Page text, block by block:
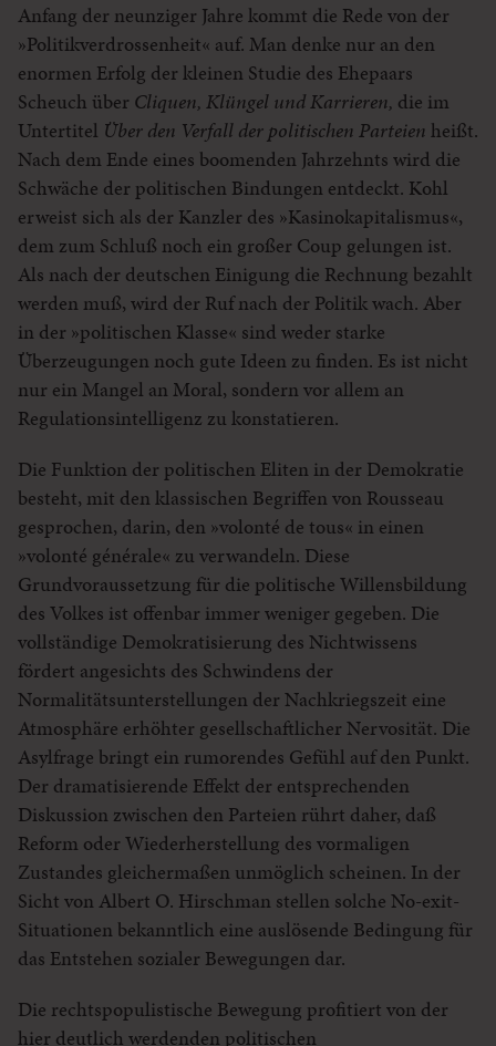
Anfang der neunziger Jahre kommt die Rede von der
»Politikverdrossenheit« auf. Man denke nur an den
enormen Erfolg der kleinen Studie des Ehepaars
Scheuch über Cliquen, Klüngel undKarrieren, die im
Untertitel Über den Verfall der politischen Parteien heißt.
Nach dem Ende eines boomenden Jahrzehnts wird die
Schwäche der politischen Bindungen entdeckt. Kohl
erweist sich als der Kanzler des »Kasinokapitalismus«,
dem zum Schluß noch ein großer Coup gelungen ist.
Als nach der deutschen Einigung die Rechnung bezahlt
werden muß, wird der Ruf nach der Politik wach. Aber
in der »politischen Klasse« sind weder starke
Überzeugungen noch gute Ideen zu finden. Es ist nicht
nur ein Mangel an Moral, sondern vor allem an
Regulationsintelligenz zu konstatieren.
Die Funktion der politischen Eliten in der Demokratie
besteht, mit den klassischen Begriffen von Rousseau
gesprochen, darin, den »volonté de tous« in einen
»volonté générale« zu verwandeln. Diese
Grundvoraussetzung für die politische Willensbildung
des Volkes ist offenbar immer weniger gegeben. Die
vollständige Demokratisierung des Nichtwissens
fördert angesichts des Schwindens der
Normalitätsunterstellungen der Nachkriegszeit eine
Atmosphäre erhöhter gesellschaftlicher Nervosität. Die
Asylfrage bringt ein rumorendes Gefühl auf den Punkt.
Der dramatisierende Effekt der entsprechenden
Diskussion zwischen den Parteien rührt daher, daß
Reform oder Wiederherstellung des vormaligen
Zustandes gleichermaßen unmöglich scheinen. In der
Sicht von Albert O. Hirschman stellen solche No-exit-
Situationen bekanntlich eine auslösende Bedingung für
das Entstehen sozialer Bewegungen dar.
Die rechtspopulistische Bewegung profitiert von der
hier deutlich werdenden politischen